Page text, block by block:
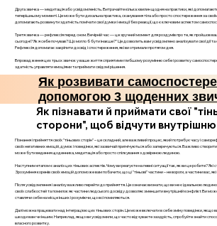
Друга звичка — медитація або усвідомленість. Витрачайте кілька хвилин щодня на практики, які
теперішньому моменті. Це може бути дихальна практика, сканування тіла або просто спостереження за
допомагають розвинути здатність помічати свої думки і емоції без реакції, що є ключовим аспектом
Третя звичка — рефлексія перед сном. Вечірній час — це зручний момент для роздумів про те, як пройшов
сьогодні? Як я себе почував? Що могло б бути інакше?" Це дозволить вам усвідомлено аналізувати свої дії
Рефлексія допомагає закріпити досвід і спостереження, які ви отримали протягом дня.
Впровадження цих трьох звичок у ваше життя сприятиме глибшому розумінню себе і розвитку
здатність управляти емоціями та приймати свідомі рішення.
Як розвивати
допомогою 3 щоденних
Як пізнавати й приймати свої
сторони", щоб відчути внутрішню
Пізнання і прийняття своїх "тіньових сторін" – це складний, але важливий процес, який потребує часу і
своїх негативних емоцій, думок і поведінки, які зазвичай пригнічуються або заперечуються. Важливо
може бути ведення щоденника, медитація або просто спілкування з довіреною людиною.
Наступним етапом є аналіз цих тіньових аспектів. Чому ви реагуєте на певні ситуації так, як ви це робите?
Зрозуміння коренів своїх емоцій допоможе вам побачити, що ці "тіньові" частини – не вороги, а частини вас,
Після усвідомлення і аналізу важливо перейти до прийняття. Це означає визнати, що ви не є ідеальною
своїх слабкостей та помилок як частини людського досвіду дозволяє зменшити внутрішній конфлікт. Ви
ставлячи себе на місце інших і розуміючи, що всі помиляються.
Далі можна працювати над інтеграцією цих тіньових сторін. Це може включати в себе зміну поведінки, якщо
шкоди вам чи іншим. Наприклад, якщо ви усвідомили, що часто відчуваєте заздрість, спробуйте знайти
власного розвитку.